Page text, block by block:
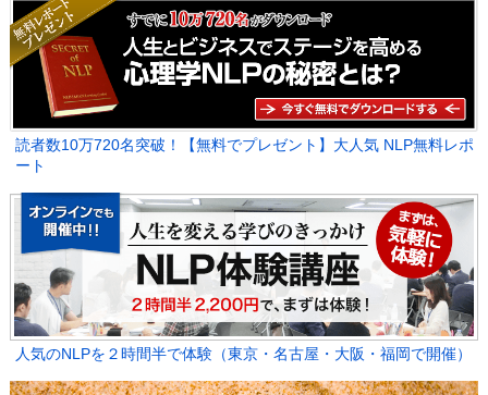
読者数10万720名突破！【無料でプレゼント】大人気 NLP無料レポ
ート
人気のNLPを２時間半で体験（東京・名古屋・大阪・福岡で開催）